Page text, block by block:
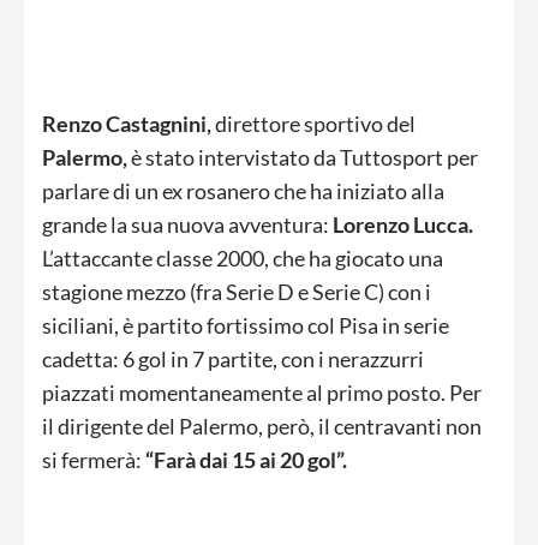
Renzo Castagnini,direttore sportivo del
Palermo,è stato intervistato da Tuttosport per
parlare di un ex rosanero che ha iniziato alla
grande la sua nuova avventura: Lorenzo Lucca.
L’attaccante classe 2000, che ha giocato una
stagione mezzo (fra Serie D e Serie C) con i
siciliani, è partito fortissimo col Pisa in serie
cadetta: 6 gol in 7 partite, con i nerazzurri
piazzati momentaneamente al primo posto. Per
il dirigente del Palermo, però, il centravanti non
si fermerà: “Farà dai 15 ai 20 gol”.